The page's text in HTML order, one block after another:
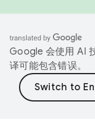
Google 会使用 AI
译可能包含错误。